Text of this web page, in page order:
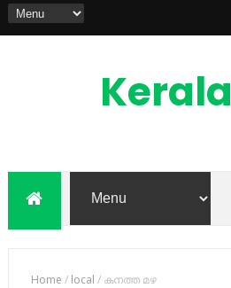
Kerala
Feed
Home / local / കനത്ത മഴ